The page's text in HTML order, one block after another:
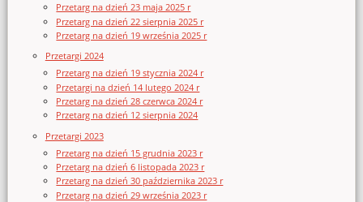
Przetarg na dzień 23 maja 2025 r
Przetarg na dzień 22 sierpnia 2025 r
Przetarg na dzień 19 września 2025 r
Przetargi 2024
Przetarg na dzień 19 stycznia 2024 r
Przetargi na dzień 14 lutego 2024 r
Przetarg na dzień 28 czerwca 2024 r
Przetarg na dzień 12 sierpnia 2024
Przetargi 2023
Przetarg na dzień 15 grudnia 2023 r
Przetarg na dzień 6 listopada 2023 r
Przetarg na dzień 30 października 2023 r
Przetarg na dzień 29 września 2023 r